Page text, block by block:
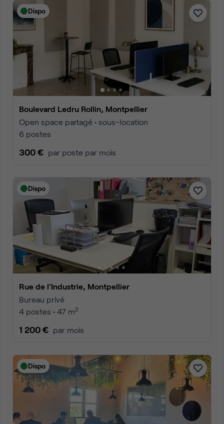
Dispo
Boulevard Ledru Rollin, Montpellier
Open space partagé • sous-location
6 postes
300 € par poste par mois
Dispo
Rue de l'Industrie, Montpellier
Bureau privé
4 postes • 47 m2
1 200 € par mois
Dispo